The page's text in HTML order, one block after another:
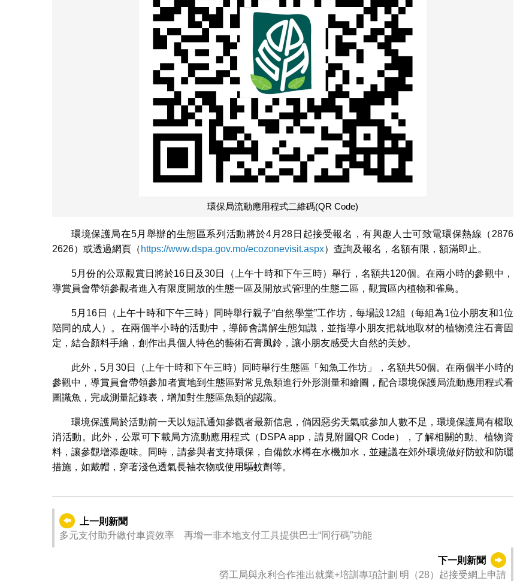
環保局流動應用程式二維碼(QR Code)
環境保護局在5月舉辦的生態區系列活動將於4月28日起接受報名，有興趣人士可致電環保熱線（2876
2626）或透過網頁（ https://www.dspa.gov.mo/ecozonevisit.aspx）查詢及報名，名額有限，額滿即止。
5月份的公眾觀賞日將於16日及30日（上午十時和下午三時）舉行，名額共120個。在兩小時的參觀中，
導賞員會帶領參觀者進入有限度開放的生態一區及開放式管理的生態二區，觀賞區內植物和雀鳥。
5月16日（上午十時和下午三時）同時舉行親子“自然學堂”工作坊，每場設12組（每組為1位小朋友和1位
陪同的成人）。在兩個半小時的活動中，導師會講解生態知識，並指導小朋友把就地取材的植物澆注石膏固
定，結合顏料手繪，創作出具個人特色的藝術石膏風鈴，讓小朋友感受大自然的美妙。
此外，5月30日（上午十時和下午三時）同時舉行生態區「知魚工作坊」，名額共50個。在兩個半小時的
參觀中，導賞員會帶領參加者實地到生態區對常見魚類進行外形測量和繪圖，配合環境保護局流動應用程式看
圖識魚，完成測量記錄表，增加對生態區魚類的認識。
環境保護局於活動前一天以短訊通知參觀者最新信息，倘因惡劣天氣或參加人數不足，環境保護局有權取
消活動。此外，公眾可下載局方流動應用程式（DSPA app，請見附圖QR Code），了解相關的動、植物資
料，讓參觀增添趣味。同時，請參與者支持環保，自備飲水樽在水機加水，並建議在郊外環境做好防蚊和防曬
措施，如戴帽，穿著淺色透氣長袖衣物或使用驅蚊劑等。
上一則新聞
多元支付助升繳付車資效率 再增一非本地支付工具提供巴士“同行碼”功能
下一則新聞
勞工局與永利合作推出就業+培訓專項計劃 明（28）起接受網上申請